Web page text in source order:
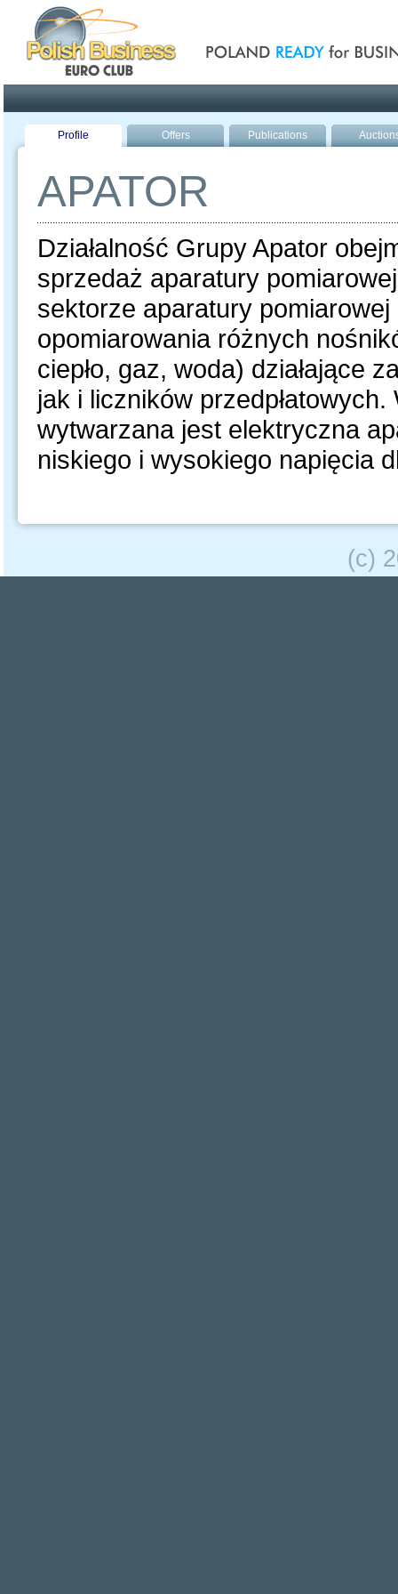
Profile Offers Publications
APATOR
Działalność Grupy Apator
sprzedaż aparatury
sektorze aparatury
opomiarowania różnych
ciepło, gaz, woda) działające
jak i liczników
wytwarzana jest elektryczna
niskiego i wysokiego napięcia
(c)